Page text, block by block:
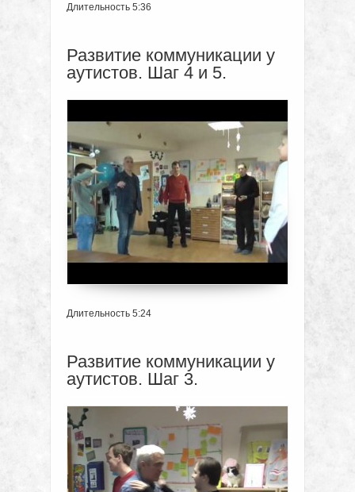
Длительность 5:36
Развитие коммуникации у
аутистов. Шаг 4 и 5.
Длительность 5:24
Развитие коммуникации у
аутистов. Шаг 3.